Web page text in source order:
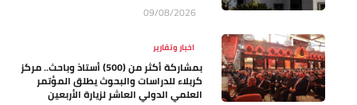
09/08/2026
اخبار وتقارير
بمشاركة أكثر من (500) أستاذ وباحث.. مركز
كربلاء للدراسات والبحوث يطلق المؤتمر
العلمي الدولي العاشر لزيارة الأربعين